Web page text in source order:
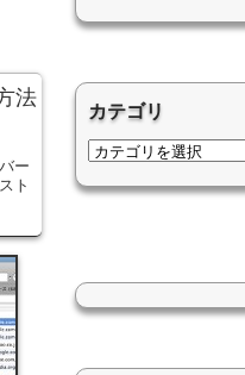
法
ー
ト
カテゴリ